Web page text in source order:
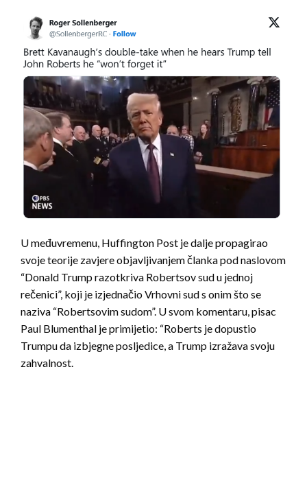
U međuvremenu, Huffington Post je dalje propagirao
svoje teorije zavjere objavljivanjem članka pod naslovom
“Donald Trump razotkriva Robertsov sud u jednoj
rečenici”, koji je izjednačio Vrhovni sud s onim što se
naziva “Robertsovim sudom”. U svom komentaru, pisac
Paul Blumenthal je primijetio: “Roberts je dopustio
Trumpu da izbjegne posljedice, a Trump izražava svoju
zahvalnost.